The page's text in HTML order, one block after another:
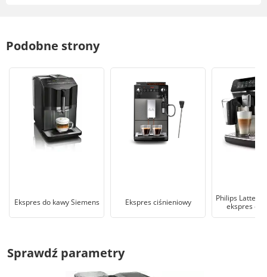
Podobne strony
Ekspres do kawy Siemens Ekspres ciśnieniowy
Philips
ekspres
Sprawdź parametry